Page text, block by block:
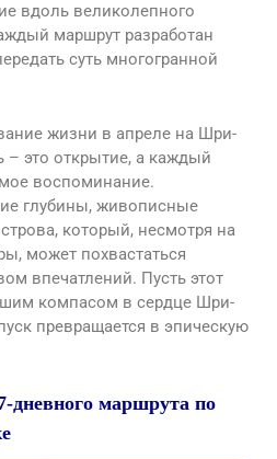
вдоль великолепного
маршрут разработан
суть многогранной
жизни в апреле на Шри-
– это открытие, а каждый
воспоминание.
глубины, живописные
который, несмотря на
может похвастаться
впечатлений. Пусть этот
компасом в сердце Шри-
превращается в эпическую
дневного маршрута по